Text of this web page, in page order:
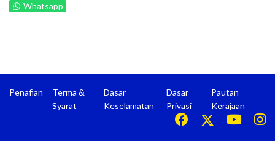
Whatsapp
Penafian
Terma &
Syarat
Dasar
Keselamatan
Dasar
Privasi
Pautan
Kerajaan